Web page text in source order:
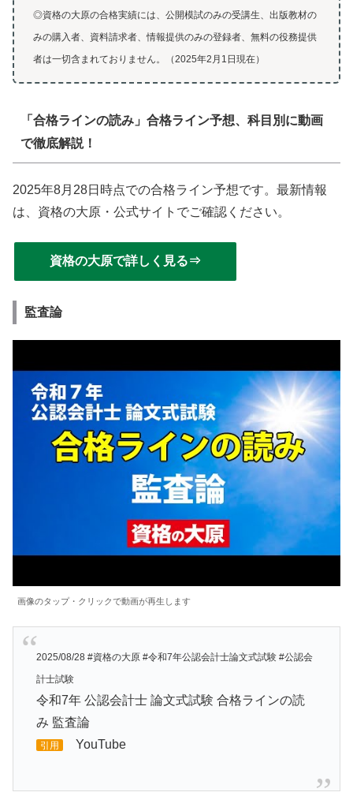
◎資格の大原の合格実績には、公開模試のみの受講生、出版教材の
みの購入者、資料請求者、情報提供のみの登録者、無料の役務提供
者は一切含まれておりません。（2025年2月1日現在）
「合格ラインの読み」合格ライン予想、科目別に動画
で徹底解説！
2025年8月28日時点での合格ライン予想です。最新情報
は、資格の大原・公式サイトでご確認ください。
資格の大原で詳しく見る⇒
監査論
画像のタップ・クリックで動画が再生します
2025/08/28 #資格の大原 #令和7年公認会計士論文式試験 #公認会
計士試験
令和7年 公認会計士 論文式試験 合格ラインの読
み 監査論
引用 YouTube